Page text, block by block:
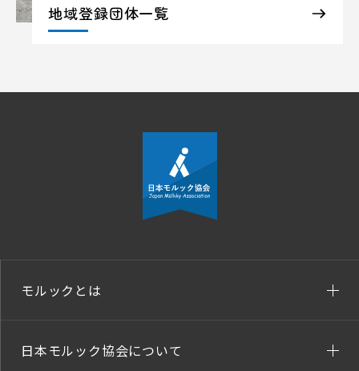
地域登録団体一覧
モルックとは
日本モルック協会について